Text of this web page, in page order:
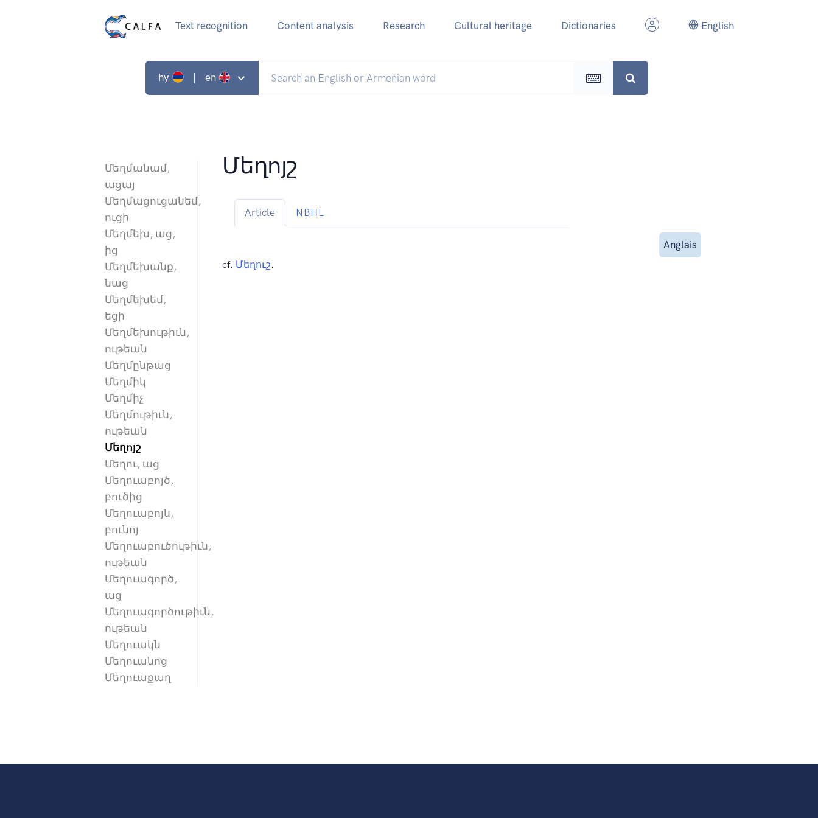
Text recognition Content analysis Research Cultural heritage Dictionaries English
hy | en
Մեղմանամ,
ացայ
Մեղմացուցանեմ,
ուցի
Մեղմեխ, աց,
ից
Մեղմեխանք,
նաց
Մեղմեխեմ,
եցի
Մեղմեխութիւն,
ութեան
Մեղմընթաց
Մեղմիկ
Մեղմիչ
Մեղմութիւն,
ութեան
Մեղոյշ
Մեղու, աց
Մեղուաբոյծ,
բուծից
Մեղուաբոյն,
բունոյ
Մեղուաբուծութիւն,
ութեան
Մեղուագործ,
աց
Մեղուագործութիւն,
ութեան
Մեղուակն
Մեղուանոց
Մեղուաքաղ
Մեղոյշ
Article NBHL
Anglais
cf. Մեղուշ.